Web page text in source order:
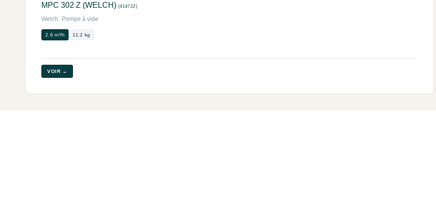
MPC 302 Z (WELCH) (414722)
Welch · Pompe à vide
2.6 m³/h 11.2 kg
VOIR →